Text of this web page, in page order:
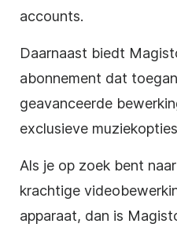
accounts.
Daarnaast biedt
abonnement dat
geavanceerde
exclusieve
Als je op zoek bent
krachtige
apparaat, dan is